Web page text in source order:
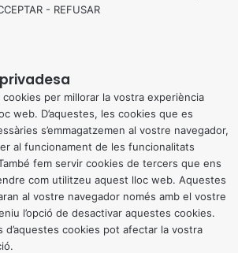
- REFUSAR
per millorar la vostra experiència
web. D’aquestes, les cookies que es
s’emmagatzemen al vostre navegador,
al funcionament de les funcionalitats
fem servir cookies de tercers que ens
com utilitzeu aquest lloc web. Aquestes
al vostre navegador només amb el vostre
l’opció de desactivar aquestes cookies.
d’aquestes cookies pot afectar la vostra